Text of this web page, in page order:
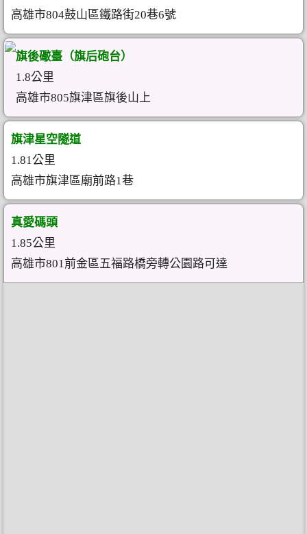
高雄市804鼓山區鐵路街20巷6號
旗後礮臺（旗后砲台）
1.8公里
高雄市805旗津區旗後山上
旗津星空隧道
1.81公里
高雄市旗津區廟前路1巷
真愛碼頭
1.85公里
高雄市801前金區五福路橋旁轉公園路可達